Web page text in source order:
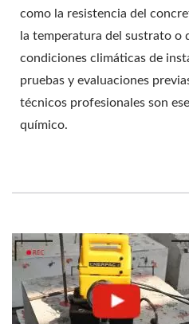
como la resistencia del
la temperatura del sustrato o
condiciones climáticas de
pruebas y evaluaciones
técnicos profesionales son
químico.